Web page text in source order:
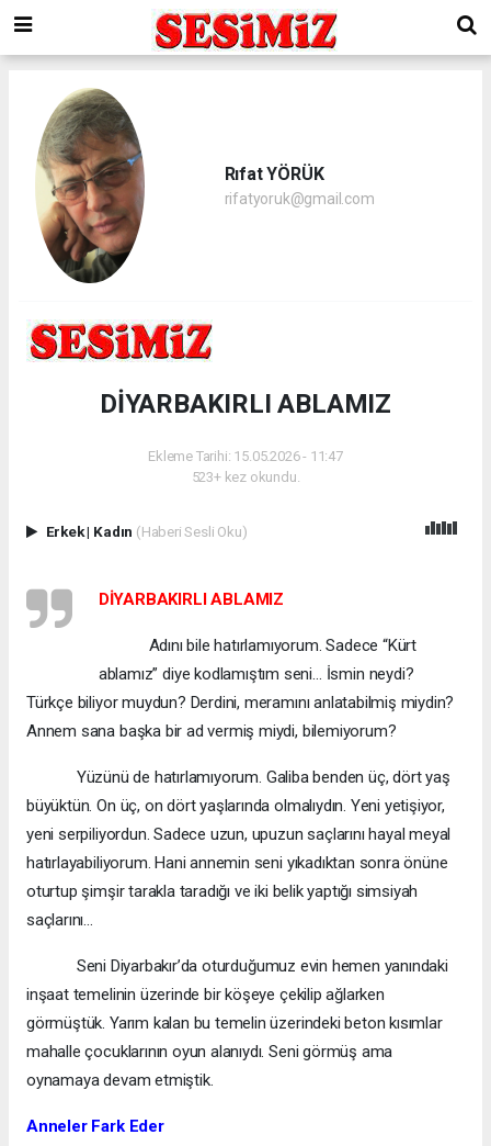
Rıfat YÖRÜK
rifatyoruk@gmail.com
DİYARBAKIRLI ABLAMIZ
Ekleme Tarihi: 15.05.2026 - 11:47
523+ kez okundu.
Erkek| Kadın (Haberi Sesli Oku)
DİYARBAKIRLI ABLAMIZ
Adını bile hatırlamıyorum. Sadece “Kürt
ablamız” diye kodlamıştım seni… İsmin neydi?
Türkçe biliyor muydun? Derdini, meramını anlatabilmiş miydin?
Annem sana başka bir ad vermiş miydi, bilemiyorum?
Yüzünü de hatırlamıyorum. Galiba benden üç, dört yaş
büyüktün. On üç, on dört yaşlarında olmalıydın. Yeni yetişiyor,
yeni serpiliyordun. Sadece uzun, upuzun saçlarını hayal meyal
hatırlayabiliyorum. Hani annemin seni yıkadıktan sonra önüne
oturtup şimşir tarakla taradığı ve iki belik yaptığı simsiyah
saçlarını…
Seni Diyarbakır’da oturduğumuz evin hemen yanındaki
inşaat temelinin üzerinde bir köşeye çekilip ağlarken
görmüştük. Yarım kalan bu temelin üzerindeki beton kısımlar
mahalle çocuklarının oyun alanıydı. Seni görmüş ama
oynamaya devam etmiştik.
Anneler Fark Eder